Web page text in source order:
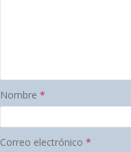
Nombre *
Correo electrónico *